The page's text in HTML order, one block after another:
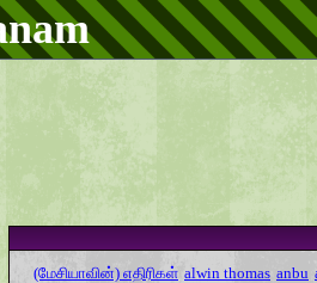
(மேசியாவின்) எதிரிகள் alwin thomas anbu